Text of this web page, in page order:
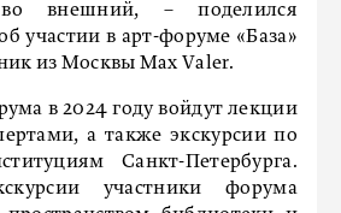
внешний, – поделился
участии в арт-форуме «База»
из Москвы Max Valer.
в 2024 году войдут лекции
а также экскурсии по
Санкт-Петербурга.
участники форума